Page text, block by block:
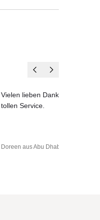
Vielen lieben Dank für das
tollen Service.
Doreen aus Abu Dhabi